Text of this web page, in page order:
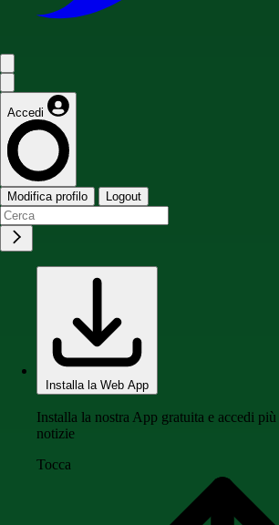
Accedi
Modifica profilo Logout
Installa la Web App
Installa la nostra App gratuita e accedi
notizie
Tocca